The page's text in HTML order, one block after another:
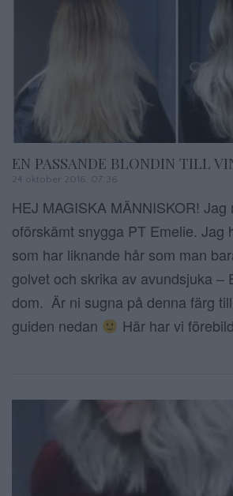
EN PASSANDE BLONDIN TILL
24 oktober 2016, 07:36
HEJ MAGISKA MÄNNISKOR!
oförskämt snygga PT Emelie. Jag
som har liknande hår som man
golvet och skrika av avundsjuka –
dom. Är ni sugna på denna färg
guiden nedan
Här har vi